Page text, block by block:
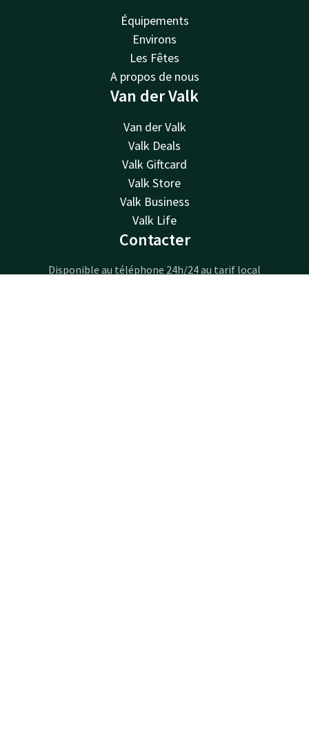
Équipements
Environs
Les Fêtes
A propos de nous
Van der Valk
Van der Valk
Valk Deals
Valk Giftcard
Valk Store
Valk Business
Valk Life
Contacter
Disponible au téléphone 24h/24 au tarif local